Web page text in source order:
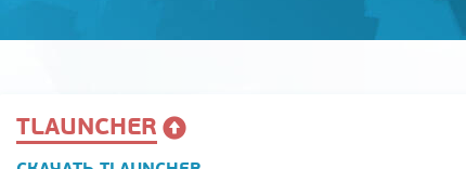
TLAUNCHER